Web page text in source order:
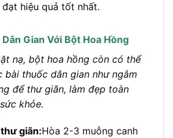
hiệu quả tốt nhất.
Gian Với Bột Hoa Hồng
nạ, bột hoa hồng còn có thể
bài thuốc dân gian như ngâm
để thư giãn, làm đẹp toàn
khỏe.
giãn:Hòa 2-3 muỗng canh